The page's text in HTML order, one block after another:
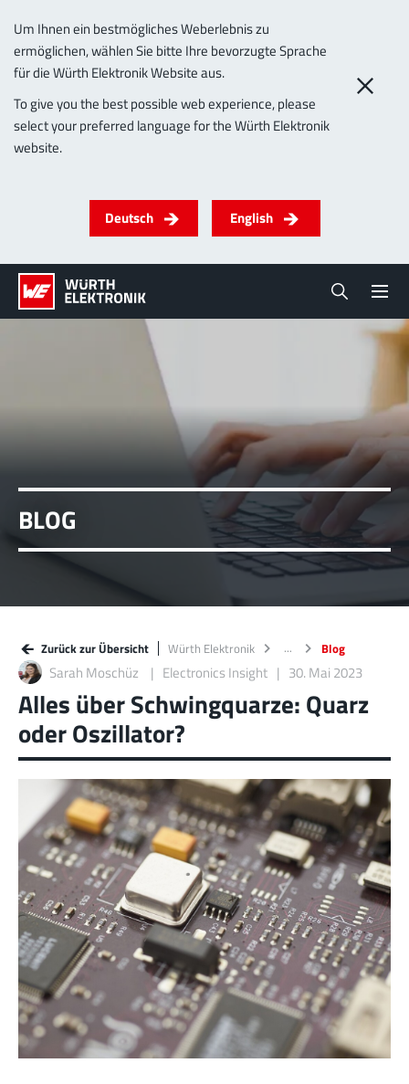
Um Ihnen ein bestmögliches Weberlebnis zu
ermöglichen, wählen Sie bitte Ihre bevorzugte Sprache
für die Würth Elektronik Website aus.
To give you the best possible web experience, please
select your preferred language for the Würth Elektronik
website.
Deutsch English
BLOG
Zurück zur Übersicht Würth Elektronik Blog
Sarah Moschüz Electronics Insight 30. Mai 2023
Alles über Schwingquarze: Quarz
oder Oszillator?